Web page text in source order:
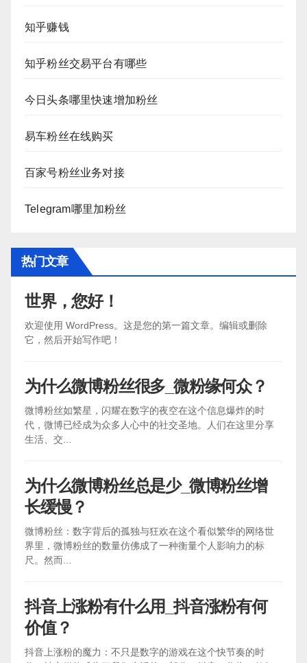
知乎赚钱
知乎粉丝交易平台有哪些
今日头条哪里快速增加粉丝
易车粉丝在线购买
百家号粉丝业务对接
Telegram哪里加粉丝
热门文章
世界，您好！
欢迎使用 WordPress。这是您的第一篇文章。编辑或删除
它，然后开始写作吧！
为什么微博粉丝很多_微粉缘何众？
微博粉丝如繁星，闪耀在数字的夜空在这个信息爆炸的时
代，微博已经成为众多人心中的社交圣地。人们在这里分享
生活、交...
为什么微博粉丝总是少_微博粉丝增
长缓慢？
微博粉丝：数字背后的孤独与狂欢在这个看似繁华的网络世
界里，微博粉丝的数量仿佛成了一种衡量个人影响力的标
尺。然而...
抖音上涨粉有什么用_抖音涨粉有何
价值？
抖音上涨粉的魔力：不只是数字的游戏在这个快节奏的时